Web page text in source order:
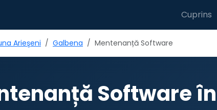
Cuprins
Arieşeni Galbena Mentenanță Software
Software